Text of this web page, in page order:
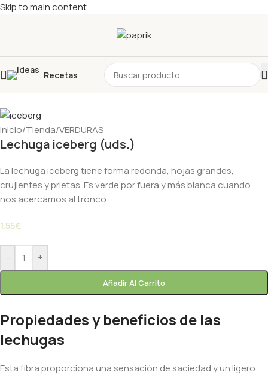
Skip to main content
Recetas
Inicio/Tienda/VERDURAS
Lechuga iceberg (uds.)
La lechuga iceberg tiene forma redonda, hojas grandes,
crujientes y prietas. Es verde por fuera y más blanca cuando
nos acercamos al tronco.
1,55€
- +
Añadir Al Carrito
Propiedades y beneficios de las
lechugas
Esta fibra proporciona una sensación de saciedad y un ligero